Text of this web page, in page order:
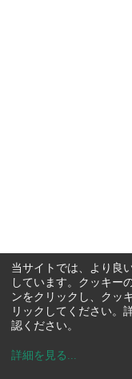
当サイトでは、より良
しています。クッキー
ンをクリックし、クッ
リックしてください。
認ください。
詳細を見る ...